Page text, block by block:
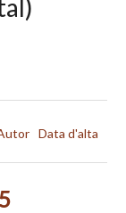
Data d'alta